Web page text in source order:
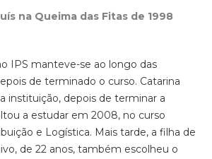
na Queima das Fitas de 1998
IPS manteve-se ao longo das
de terminado o curso. Catarina
instituição, depois de terminar a
a estudar em 2008, no curso
e Logística. Mais tarde, a filha de
de 22 anos, também escolheu o